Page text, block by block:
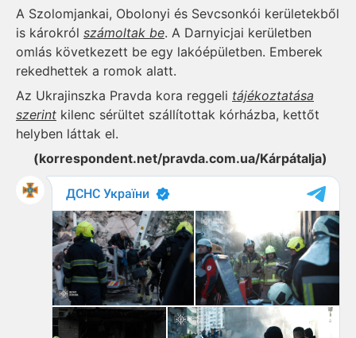
A Szolomjankai, Obolonyi és Sevcsonkói kerületekből
is károkról számoltak be. A Darnyicjai kerületben
omlás következett be egy lakóépületben. Emberek
rekedhettek a romok alatt.
Az Ukrajinszka Pravda kora reggeli tájékoztatása
szerint kilenc sérültet szállítottak kórházba, kettőt
helyben láttak el.
(korrespondent.net/pravda.com.ua/Kárpátalja)